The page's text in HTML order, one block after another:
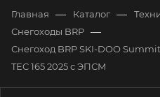
Главная — Каталог —
Снегоходы BRP —
Снегоход BRP SKI-DOO
TEC 165 2025 с ЭПСМ